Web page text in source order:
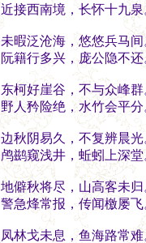
近接西南境，长怀十九
未暇泛沧海，悠悠兵马
阮籍行多兴，庞公隐不
东柯好崖谷，不与众峰
野人矜险绝，水竹会平
边秋阴易久，不复辨晨
鸬鹚窥浅井，蚯蚓上深
地僻秋将尽，山高客未
警急烽常报，传闻檄屡
凤林戈未息，鱼海路常